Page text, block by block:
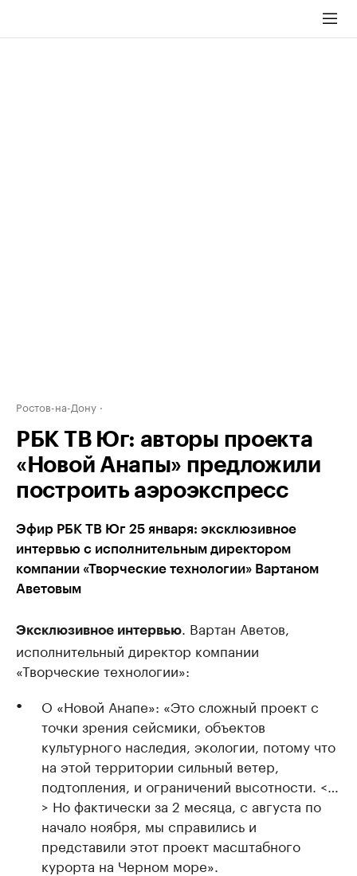
Ростов-на-Дону
РБК ТВ Юг: авторы проекта
«Новой Анапы» предложили
построить аэроэкспресс
Эфир РБК ТВ Юг 25 января: эксклюзивное
интервью с исполнительным директором
компании «Творческие технологии» Вартаном
Аветовым
Эксклюзивное интервью
. Вартан Аветов,
исполнительный директор компании
«Творческие технологии»:
О «Новой Анапе»: «Это сложный проект с
точки зрения сейсмики, объектов
культурного наследия, экологии, потому что
на этой территории сильный ветер,
подтопления, и ограничений высотности. <…
> Но фактически за 2 месяца, с августа по
начало ноября, мы справились и
представили этот проект масштабного
курорта на Черном море».